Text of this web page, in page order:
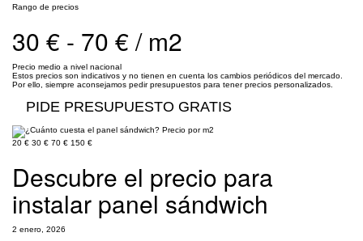
Rango de precios
30 € - 70 € / m2
Precio medio a nivel nacional
Estos precios son indicativos y no tienen en cuenta los cambios periódicos del mercado.
Por ello, siempre aconsejamos pedir presupuestos para tener precios personalizados.
PIDE PRESUPUESTO GRATIS
20 € 30 € 70 € 150 €
Descubre el precio para
instalar panel sándwich
2 enero, 2026